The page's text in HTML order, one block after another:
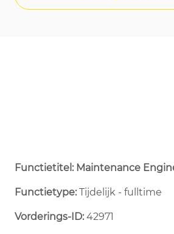
Functietitel: Maintenance
Functietype:Tijdelijk - fulltime ​
Vorderings-ID:42971